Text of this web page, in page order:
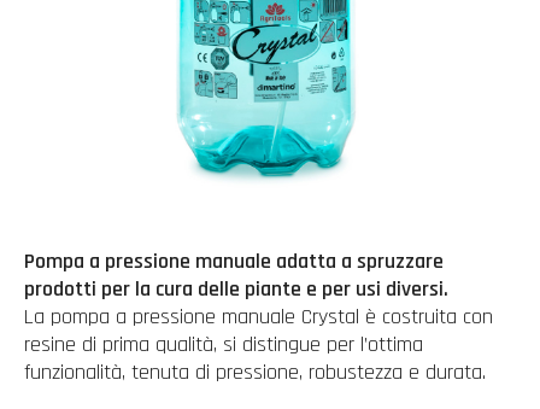
Pompa a pressione manuale adatta a spruzzare
prodotti per la cura delle piante e per usi diversi.
La pompa a pressione manuale Crystal è costruita con
resine di prima qualità, si distingue per l’ottima
funzionalità, tenuta di pressione, robustezza e durata.